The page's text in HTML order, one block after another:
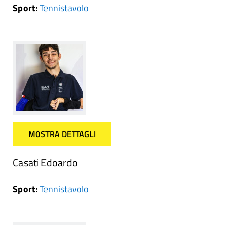
Sport:Tennistavolo
MOSTRA DETTAGLI
Casati Edoardo
Sport:Tennistavolo